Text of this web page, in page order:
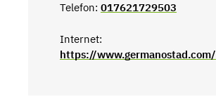
Telefon: 017621729503
Internet:
https://www.germanostad.com/